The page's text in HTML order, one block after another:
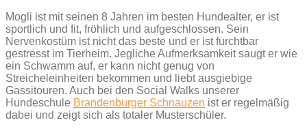
Mogli ist mit seinen 8 Jahren im besten Hundealter, er ist
sportlich und fit, fröhlich und aufgeschlossen. Sein
Nervenkostüm ist nicht das beste und er ist furchtbar
gestresst im Tierheim. Jegliche Aufmerksamkeit saugt er wie
ein Schwamm auf, er kann nicht genug von
Streicheleinheiten bekommen und liebt ausgiebige
Gassitouren. Auch bei den Social Walks unserer
Hundeschule Brandenburger Schnauzen ist er regelmäßig
dabei und zeigt sich als totaler Musterschüler.